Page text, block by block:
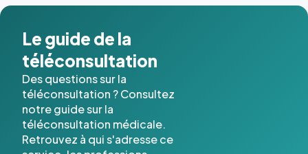
cas. #}
Le guide de la
téléconsultation
Des questions sur la
téléconsultation ? Consultez
notre guide sur la
téléconsultation médicale.
Retrouvez à qui s'adresse ce